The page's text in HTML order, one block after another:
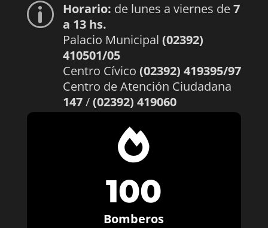
p Horario: de lunes a viernes de7
a 13 hs.
Palacio Municipal (02392)
410501/05
Centro Cívico (02392) 419395/97
Centro de Atención Ciudadana
147/(02392) 419060

100
Bomberos